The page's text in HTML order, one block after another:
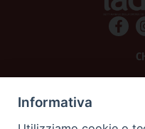
Informativa